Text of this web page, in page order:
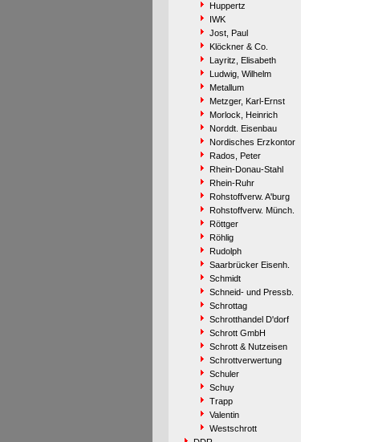
Huppertz
IWK
Jost, Paul
Klöckner & Co.
Layritz, Elisabeth
Ludwig, Wilhelm
Metallum
Metzger, Karl-Ernst
Morlock, Heinrich
Norddt. Eisenbau
Nordisches Erzkontor
Rados, Peter
Rhein-Donau-Stahl
Rhein-Ruhr
Rohstoffverw. A'burg
Rohstoffverw. Münch.
Röttger
Röhlig
Rudolph
Saarbrücker Eisenh.
Schmidt
Schneid- und Pressb.
Schrottag
Schrotthandel D'dorf
Schrott GmbH
Schrott & Nutzeisen
Schrottverwertung
Schuler
Schuy
Trapp
Valentin
Westschrott